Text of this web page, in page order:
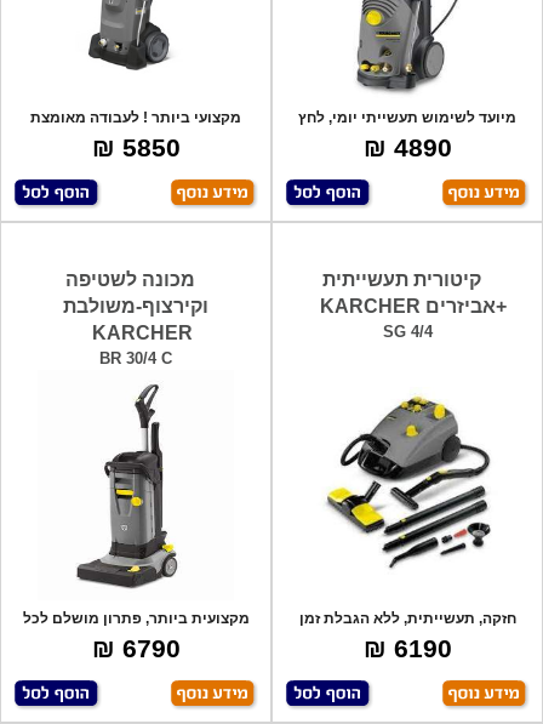
מיועד לשימוש תעשייתי יומי, לחץ
עבודה עד
4890 ₪
מקצועי ביותר ! לעבודה מאומצת
מאוד, תוצרת
5850 ₪
קיטורית תעשייתית
+אביזרים KARCHER
SG 4/4
חזקה, תעשייתית, ללא הגבלת זמן
עבודה, ויס
6190 ₪
מכונה לשטיפה
וקירצוף-משולבת
KARCHER
BR 30/4 C
מקצועית ביותר, פתרון מושלם לכל
עסק, וילו
6790 ₪